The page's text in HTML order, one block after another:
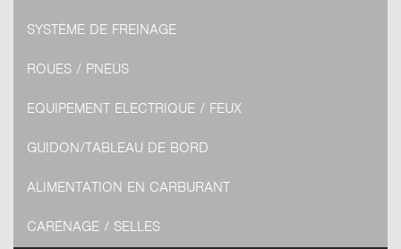
SYSTÈME DE FREINAGE
ROUES / PNEUS
EQUIPEMENT ELECTRIQUE / FEUX
GUIDON/TABLEAU DE BORD
ALIMENTATION EN CARBURANT
CARÉNAGE / SELLES